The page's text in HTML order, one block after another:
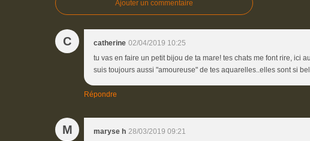
Ajouter un commentaire
C catherine 02/04/2019 10:25
tu vas en faire un petit bijou de ta mare! tes chats me font rire, ici
suis toujours aussi "amoureuse" de tes aquarelles..elles sont si
Répondre
M maryse h 28/03/2019 09:21